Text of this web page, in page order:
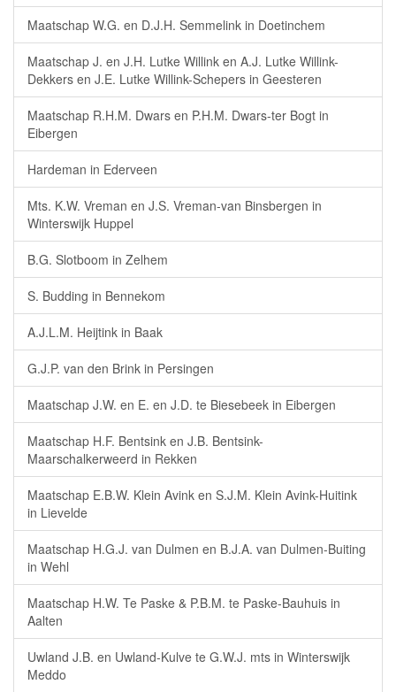
Maatschap W.G. en D.J.H. Semmelink in Doetinchem
Maatschap J. en J.H. Lutke Willink en A.J. Lutke Willink-
Dekkers en J.E. Lutke Willink-Schepers in Geesteren
Maatschap R.H.M. Dwars en P.H.M. Dwars-ter Bogt in
Eibergen
Hardeman in Ederveen
Mts. K.W. Vreman en J.S. Vreman-van Binsbergen in
Winterswijk Huppel
B.G. Slotboom in Zelhem
S. Budding in Bennekom
A.J.L.M. Heijtink in Baak
G.J.P. van den Brink in Persingen
Maatschap J.W. en E. en J.D. te Biesebeek in Eibergen
Maatschap H.F. Bentsink en J.B. Bentsink-
Maarschalkerweerd in Rekken
Maatschap E.B.W. Klein Avink en S.J.M. Klein Avink-Huitink
in Lievelde
Maatschap H.G.J. van Dulmen en B.J.A. van Dulmen-Buiting
in Wehl
Maatschap H.W. Te Paske & P.B.M. te Paske-Bauhuis in
Aalten
Uwland J.B. en Uwland-Kulve te G.W.J. mts in Winterswijk
Meddo